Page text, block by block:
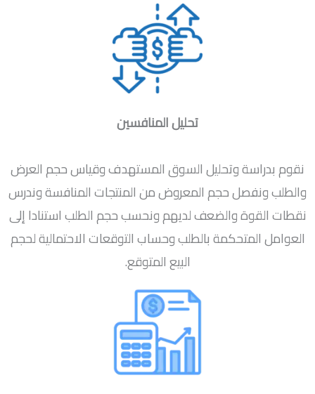
تحليل المنافسين
نقوم بدراسة وتحليل السوق المستهدف وقياس حجم العرض
والطلب ونفصل حجم المعروض من المنتجات المنافسة وندرس
نقطات القوة والضعف لديهم ونحسب حجم الطلب استنادا إلى
العوامل المتحكمة بالطلب وحساب التوقعات الاحتمالية لحجم
البيع المتوقع.